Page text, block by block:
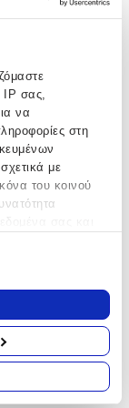
σας,
να
στη
με
του κοινού
τη γεωγραφική
σε
ενεργά
αποτύπωμα)
των
ύφος.
Όταν